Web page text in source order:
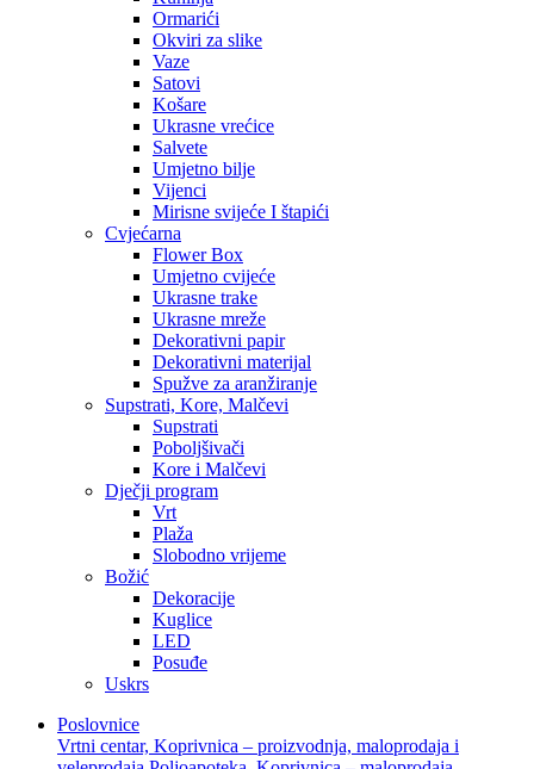
Ormarići
Okviri za slike
Vaze
Satovi
Košare
Ukrasne vrećice
Salvete
Umjetno bilje
Vijenci
Mirisne svijeće I štapići
Cvjećarna
Flower Box
Umjetno cvijeće
Ukrasne trake
Ukrasne mreže
Dekorativni papir
Dekorativni materijal
Spužve za aranžiranje
Supstrati, Kore, Malčevi
Supstrati
Poboljšivači
Kore i Malčevi
Dječji program
Vrt
Plaža
Slobodno vrijeme
Božić
Dekoracije
Kuglice
LED
Posuđe
Uskrs
Poslovnice
Vrtni centar, Koprivnica – proizvodnja, maloprodaja i